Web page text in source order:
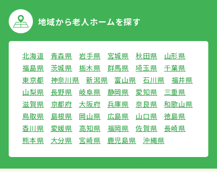
地域から老人ホームを探す
北海道 青森県 岩手県 宮城県 秋田県
山形県
福島県
茨城県 栃木県 群馬県 埼玉県
千葉県
東京都
神奈川県 新潟県 富山県 石川県
福井県
山梨県
長野県 岐阜県 静岡県 愛知県
三重県
滋賀県
京都府 大阪府 兵庫県 奈良県
和歌山県
鳥取県
島根県 岡山県 広島県 山口県
徳島県
香川県
愛媛県 高知県 福岡県 佐賀県
長崎県
熊本県
大分県 宮崎県 鹿児島県 沖縄県